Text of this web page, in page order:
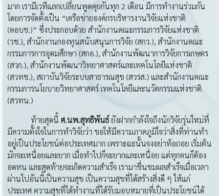
มาก เรามีเวทีแลกเปลี่ยนพูดคุยกันทุก 2 เดือน มีการทำงานร่วมกัน
โดยการจัดตั้งเป็น “เครือข่ายองค์กรบริหารงานวิจัยแห่งชาติ
(คอบช.)” ซึ่งประกอบด้วย สำนักงานคณะกรรมการวิจัยแห่งชาติ
(วช.), สำนักงานกองทุนสนับสนุนการวิจัย (สกว.), สำนักงานคณะ
กรรมการการอุดมศึกษา (สกอ.), สำนักงานพัฒนาการวิจัยการเกษตร
(สวก.), สำนักงานพัฒนาวิทยาศาสตร์และเทคโนโลยีแห่งชาติ
(สวทช.), สถาบันวิจัยระบบสาธารณสุข (สวรส.) และสำนักงานคณะ
กรรมการนโยบายวิทยาศาสตร์ เทคโนโลยีและนวัตกรรมแห่งชาติ
(สวทน.)
ท้ายสุดนี้ ศ.นพ.สุทธิพันธ์ยังฝากกำลังใจถึงนักวิจัยรุ่นใหม่ที่
มีความตั้งใจในการทำวิจัยว่า ขอให้มีความภาคภูมิใจว่าสิ่งที่ท่านทำ
อยู่เป็นประโยชน์ต่อประเทศมาก เพราะฉะนั้นจงอย่าท้อถอย เริ่มต้น
มักจะเหนื่อยและยาก เมื่อทำไปก็จะยากและเหนื่อย แต่ทุกคนก็ต้อง
อดทน และสุดท้ายจะเกิดความสำเร็จ เรามาชื่นชมผลสำเร็จเมื่อเวลา
ผ่านไปอันนี้เป็นความสุข เป็นความสุขที่ได้สร้างสิ่งดี ๆ ให้แก่
ประเทศ ความสุขที่ได้ทำงานที่ได้รับมอบหมายที่เป็นประโยชน์ได้